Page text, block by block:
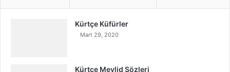
Kürtçe Küfürler
Mart 29, 2020
Kürtçe Mevlid Sözleri